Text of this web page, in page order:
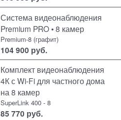
Система видеонаблюдения
Premium PRO • 8 камер
Premium-8 (графит)
104 900 руб.
Комплект видеонаблюдения
4К с Wi-Fi для частного дома
на 8 камер
SuperLink 400 - 8
85 770 руб.